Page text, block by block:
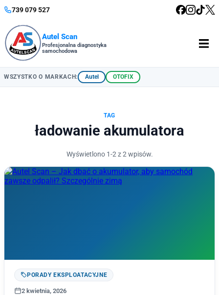
739 079 527
Autel Scan
Profesjonalna diagnostyka
samochodowa
WSZYSTKO O MARKACH: Autel OTOFIX
TAG
ładowanie akumulatora
Wyświetlono 1-2 z 2 wpisów.
PORADY EKSPLOATACYJNE
2 kwietnia, 2026